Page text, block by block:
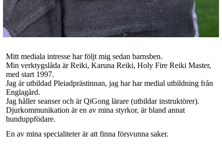
Mitt mediala intresse har följt mig sedan barnsben.
Min verktygslåda är Reiki, Karuna Reiki, Holy Fire Reiki Master,
med start 1997.
Jag är utbildad Pleiadprästinnan, jag har har medial utbildning från
Englagård.
Jag håller seanser och är QiGong lärare (utbildar instruktörer).
Djurkommunikation är en av mina styrkor, är bland annat
hunduppfödare.
En av mina specialiteter är att finna försvunna saker.